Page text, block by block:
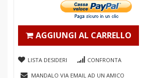
AGGIUNGI AL CARRELLO
LISTA DESIDERI CONFRONTA
MANDALO VIA EMAIL AD UN AMICO